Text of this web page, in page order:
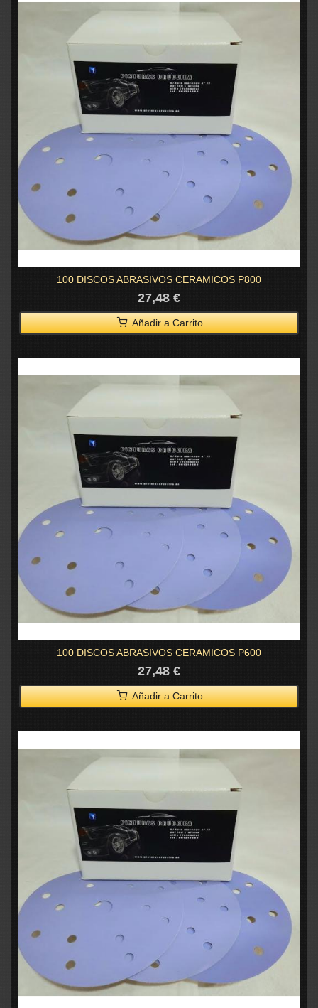
100 DISCOS ABRASIVOS CERAMICOS P800
27,48 €
Añadir a Carrito
100 DISCOS ABRASIVOS CERAMICOS P600
27,48 €
Añadir a Carrito